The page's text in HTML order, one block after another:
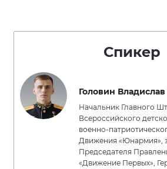
Спикер
Головин
Начальник Главного
Всероссийского
военно-
Движения «Юнармия»,
Председателя
«Движение Первых»,